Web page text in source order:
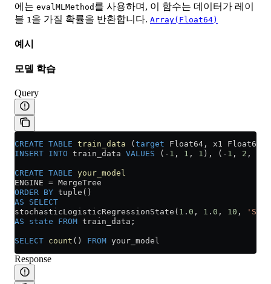
에는 evalMLMethod 를 사용하며, 이 함수는 데이터가 레이
블 1을 가질 확률을 반환합니다. Array(Float64)
예시
모델 학습
Query
CREATE TABLE train_data ( target Float64, x1 Float64,
INSERT INTO train_data VALUES ( - 1 , 1 , 1 ), ( - 1 , 2 ,
CREATE TABLE your_model
ENGINE = MergeTree
ORDER BY tuple()
AS SELECT
stochasticLogisticRegressionState( 1 . 0 , 1 . 0 , 10 ,
'SGD'
AS state FROM train_data;
SELECT count () FROM your_model
Response